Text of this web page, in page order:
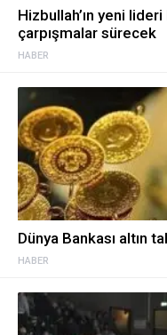
HABER
Hizbullah’ın yeni
çarpışmalar sürecek
HABER
Dünya Bankası altın